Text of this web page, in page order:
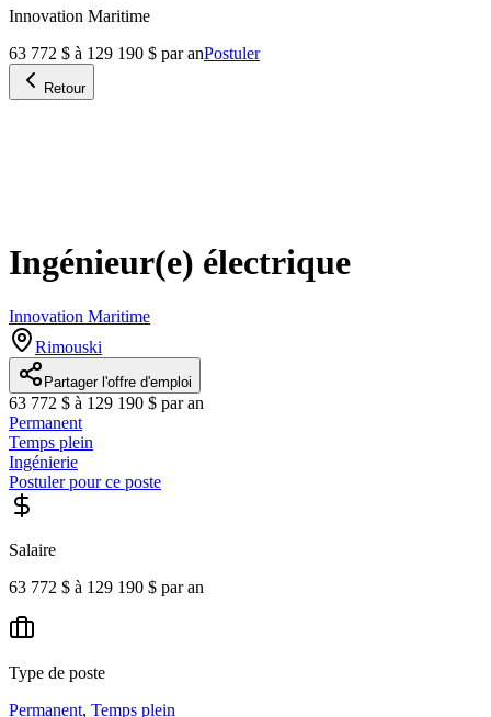
Innovation Maritime
63 772 $ à 129 190 $ par anPostuler
Retour
Ingénieur(e) électrique
Innovation Maritime
Rimouski
Partager l'offre d'emploi
63 772 $ à 129 190 $ par an
Permanent
Temps plein
Ingénierie
Postuler pour ce poste
Salaire
63 772 $ à 129 190 $ par an
Type de poste
Permanent, Temps plein